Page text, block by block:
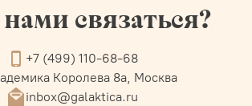
связаться?
+7 (499) 110-68-68
Королева 8а, Москва
inbox@galaktica.ru